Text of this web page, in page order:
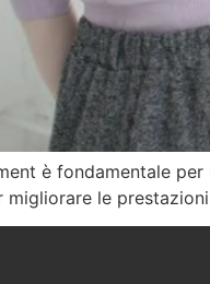
è fondamentale
migliorare le